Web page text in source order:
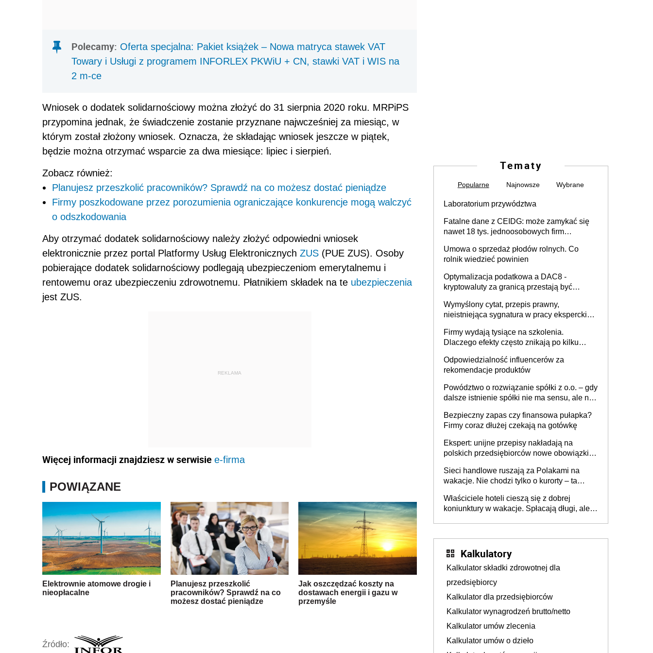
Polecamy: Oferta specjalna: Pakiet książek – Nowa matryca stawek VAT
Towary i Usługi z programem INFORLEX PKWiU + CN, stawki VAT i WIS na
2 m-ce
Wniosek o dodatek solidarnościowy można złożyć do 31 sierpnia 2020 roku. MRPiPS
przypomina jednak, że świadczenie zostanie przyznane najwcześniej za miesiąc, w
którym został złożony wniosek. Oznacza, że składając wniosek jeszcze w piątek,
będzie można otrzymać wsparcie za dwa miesiące: lipiec i sierpień.
Zobacz również:
Planujesz przeszkolić pracowników? Sprawdź na co możesz dostać pieniądze
Firmy poszkodowane przez porozumienia ograniczające konkurencje mogą walczyć
o odszkodowania
Aby otrzymać dodatek solidarnościowy należy złożyć odpowiedni wniosek
elektronicznie przez portal Platformy Usług Elektronicznych ZUS (PUE ZUS). Osoby
pobierające dodatek solidarnościowy podlegają ubezpieczeniom emerytalnemu i
rentowemu oraz ubezpieczeniu zdrowotnemu. Płatnikiem składek na te ubezpieczenia
jest ZUS.
REKLAMA
Więcej informacji znajdziesz w serwisie e-firma
POWIĄZANE
Elektrownie atomowe drogie i
nieopłacalne
Planujesz przeszkolić
pracowników? Sprawdź na co
możesz dostać pieniądze
Jak oszczędzać koszty na
dostawach energii i gazu w
przemyśle
Źródło:
Tematy
Popularne Najnowsze Wybrane
Laboratorium przywództwa
Fatalne dane z CEIDG: może zamykać się
nawet 18 tys. jednoosobowych firm
Umowa o sprzedaż płodów rolnych. Co
rolnik wiedzieć powinien
Optymalizacja podatkowa a DAC8 -
kryptowaluty za granicą przestają być
Wymyślony cytat, przepis prawny,
nieistniejąca sygnatura w pracy eksperckiej -
firmie
Firmy wydają tysiące na szkolenia.
Dlaczego efekty często znikają po kilku
Odpowiedzialność influencerów za
rekomendacje produktów
Powództwo o rozwiązanie spółki z o.o. – gdy
dalsze istnienie spółki nie ma sensu, ale nie
Bezpieczny zapas czy finansowa pułapka?
Firmy coraz dłużej czekają na gotówkę
Ekspert: unijne przepisy nakładają na
polskich przedsiębiorców nowe obowiązki w
Sieci handlowe ruszają za Polakami na
wakacje. Nie chodzi tylko o kurorty – ta
tam, gdzie wielu spędzi urlop po cichu
Właściciele hoteli cieszą się z dobrej
koniunktury w wakacje. Spłacają długi, ale
Kalkulatory
Kalkulator składki zdrowotnej dla
przedsiębiorcy
Kalkulator dla przedsiębiorców
Kalkulator wynagrodzeń brutto/netto
Kalkulator umów zlecenia
Kalkulator umów o dzieło